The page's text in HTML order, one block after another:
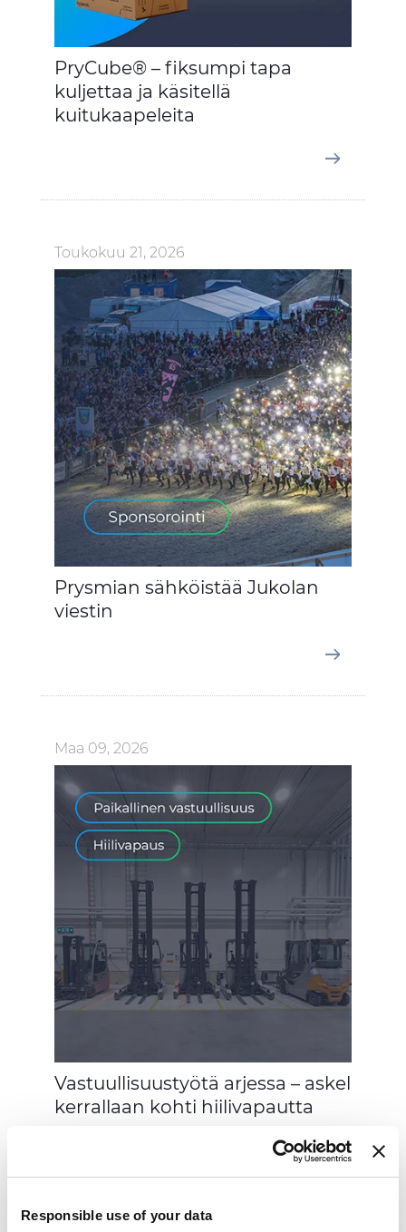
Responsible use of your data
PryCube® – fiksumpi tapa
kuljettaa ja käsitellä
kuitukaapeleita
Toukokuu 21, 2026
Prysmian sähköistää Jukolan
viestin
Maa 09, 2026
Vastuullisuustyötä arjessa – askel
kerrallaan kohti hiilivapautta